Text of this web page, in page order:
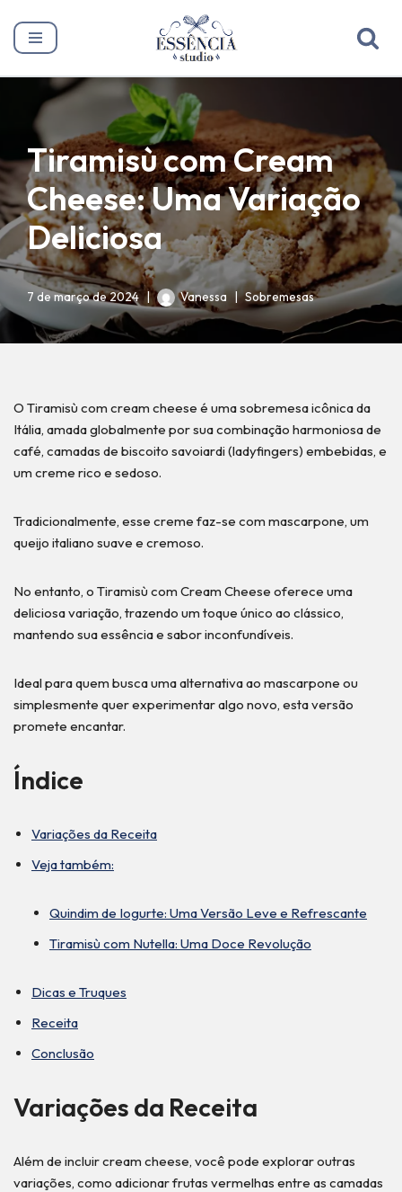
Pular
conteúdo
Tiramisù com Cream
Cheese: Uma Variação
Deliciosa
7 de março de 2024 Vanessa Sobremesas
O Tiramisù com cream cheese é uma sobremesa icônica da
Itália, amada globalmente por sua combinação harmoniosa de
café, camadas de biscoito savoiardi (ladyfingers) embebidas, e
um creme rico e sedoso.
Tradicionalmente, esse creme faz-se com mascarpone, um
queijo italiano suave e cremoso.
No entanto, o Tiramisù com Cream Cheese oferece uma
deliciosa variação, trazendo um toque único ao clássico,
mantendo sua essência e sabor inconfundíveis.
Ideal para quem busca uma alternativa ao mascarpone ou
simplesmente quer experimentar algo novo, esta versão
promete encantar.
Índice
Variações da Receita
Veja também:
Quindim de Iogurte: Uma Versão Leve e Refrescante
Tiramisù com Nutella: Uma Doce Revolução
Dicas e Truques
Receita
Conclusão
Variações da Receita
Além de incluir cream cheese, você pode explorar outras
variações, como adicionar frutas vermelhas entre as camadas